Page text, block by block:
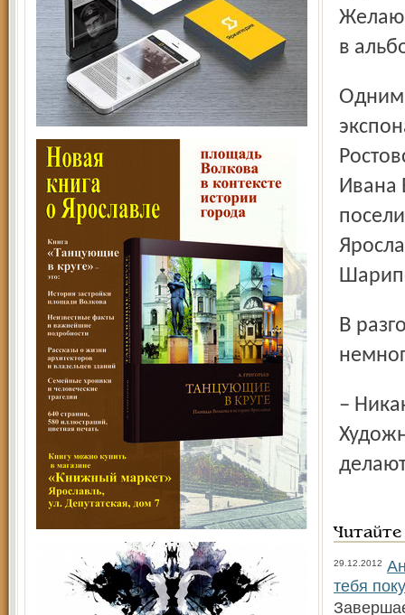
в
Одним из первых, еще накануне вчерашнего вернисажа,
Ивана
В разговоре о секретах мастерства Иван Щербино был
– Никаких секретов, – сказал он. – Все от Господа.
29.12.2012
тебя